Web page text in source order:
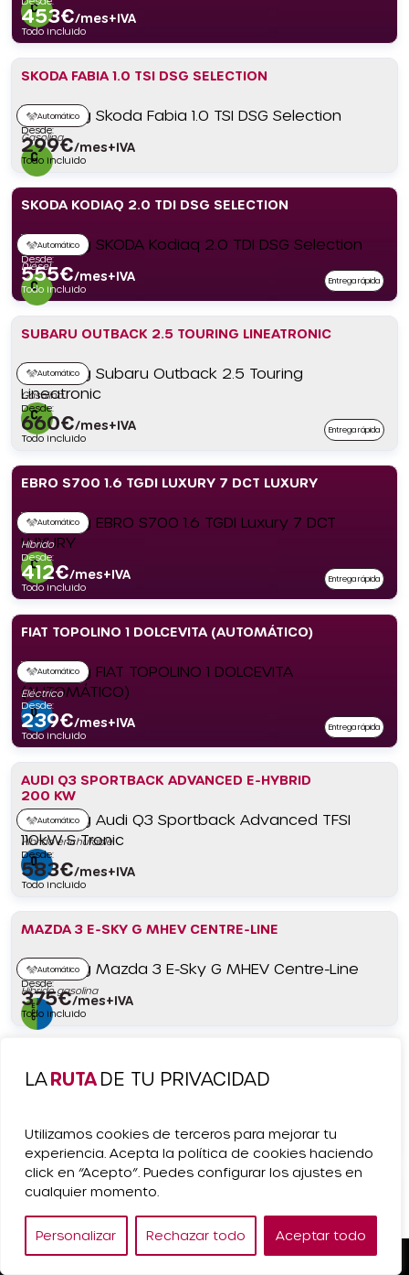
LARUTA DE TU PRIVACIDAD
Utilizamos cookies de terceros para mejorar tu
experiencia. Acepta la política de cookies haciendo
click en “Acepto”. Puedes configurar los ajustes en
cualquier momento.
Personalizar Rechazar todo Aceptar todo
453€/mes+IVA
Todo incluido
SKODA FABIA 1.0 TSI DSG SELECTION
Automático
Gasolina
Desde:
299€/mes+IVA
Todo incluido
SKODA KODIAQ 2.0 TDI DSG SELECTION
Automático
Diésel
Desde:
555€/mes+IVA
Todo incluido
Entrega rápida
SUBARU OUTBACK 2.5 TOURING LINEATRONIC
Automático
Gasolina
Desde:
660€/mes+IVA
Todo incluido
Entrega rápida
EBRO S700 1.6 TGDI LUXURY 7 DCT LUXURY
Automático
Híbrido
Desde:
412€/mes+IVA
Todo incluido
Entrega rápida
FIAT TOPOLINO 1 DOLCEVITA (AUTOMÁTICO)
Automático
Eléctrico
Desde:
239€/mes+IVA
Todo incluido
Entrega rápida
AUDI Q3 SPORTBACK ADVANCED E-HYBRID
200 KW
Automático
Híbrido enchufable
Desde:
583€/mes+IVA
Todo incluido
MAZDA 3 E-SKY G MHEV CENTRE-LINE
Automático
Híbrido gasolina
Desde:
375€/mes+IVA
Todo incluido
495€/mes+IVA
Todo incluido
NISSAN INTERSTAR L2H2 3.5T 2.3DCI FWD
ACENTA
Pedir Presupuesto